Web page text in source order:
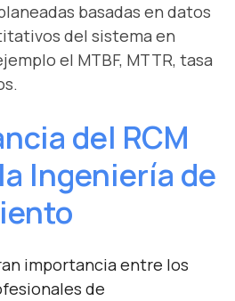
basadas en datos
del sistema en
el MTBF, MTTR, tasa
del RCM
Ingeniería de
importancia entre los
de